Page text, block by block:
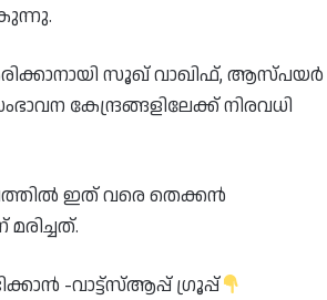
സൂഖ് വാഖിഫ്, ആസ്പയർ
കേന്ദ്രങ്ങളിലേക്ക് നിരവധി
ഇത് വരെ തെക്കൻ
-വാട്ട്സ്ആപ്പ് ഗ്രൂപ്പ്